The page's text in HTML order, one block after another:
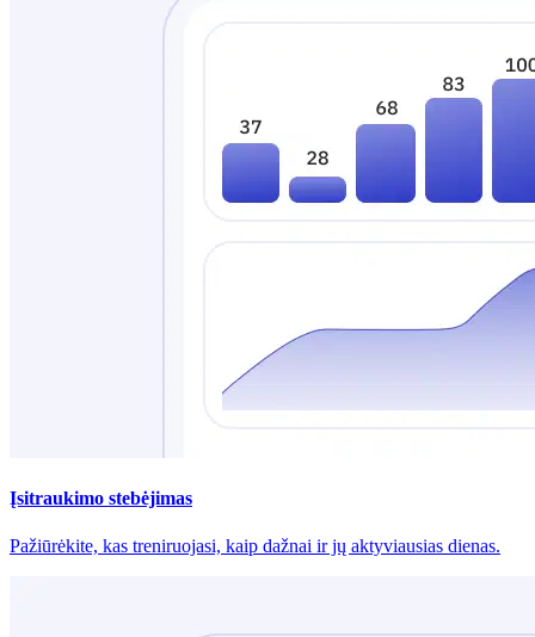
Įsitraukimo stebėjimas
Pažiūrėkite, kas treniruojasi, kaip dažnai ir jų aktyviausias dienas.